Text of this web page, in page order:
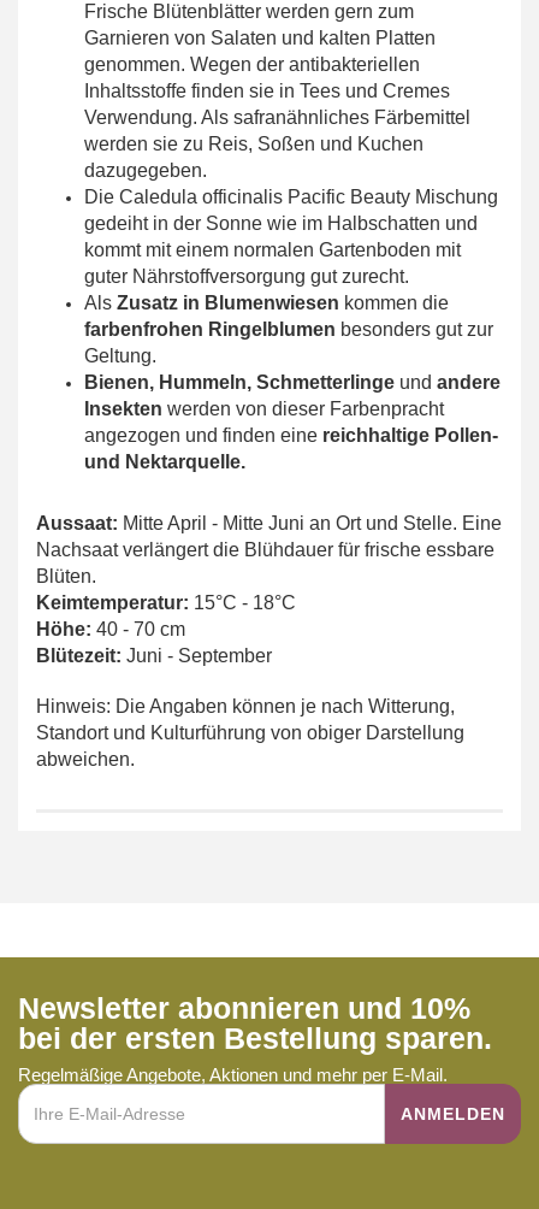
Frische Blütenblätter werden gern zum
Garnieren von Salaten und kalten Platten
genommen. Wegen der antibakteriellen
Inhaltsstoffe finden sie in Tees und Cremes
Verwendung. Als safranähnliches Färbemittel
werden sie zu Reis, Soßen und Kuchen
dazugegeben.
Die Caledula officinalis Pacific Beauty Mischung
gedeiht in der Sonne wie im Halbschatten und
kommt mit einem normalen Gartenboden mit
guter Nährstoffversorgung gut zurecht.
Als Zusatz in Blumenwiesen kommen die
farbenfrohen Ringelblumen besonders gut zur
Geltung.
Bienen, Hummeln, Schmetterlinge und andere
Insekten werden von dieser Farbenpracht
angezogen und finden eine reichhaltige Pollen-
und Nektarquelle.
Aussaat: Mitte April - Mitte Juni an Ort und Stelle. Eine
Nachsaat verlängert die Blühdauer für frische essbare
Blüten.
Keimtemperatur: 15°C - 18°C
Höhe: 40 - 70 cm
Blütezeit: Juni - September
Hinweis: Die Angaben können je nach Witterung,
Standort und Kulturführung von obiger Darstellung
abweichen.
Newsletter abonnieren und 10%
bei der ersten Bestellung sparen.
Regelmäßige Angebote, Aktionen und mehr per E-Mail.